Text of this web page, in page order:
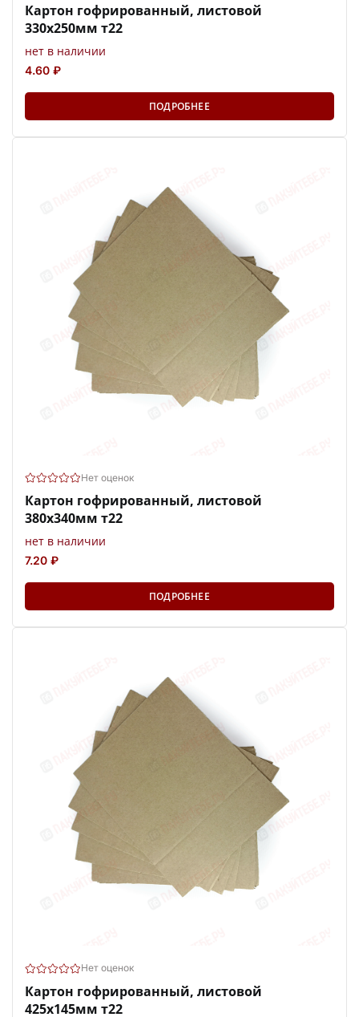
Картон гофрированный, листовой
330х250мм т22
нет в наличии
4.60 ₽
ПОДРОБНЕЕ
Нет оценок
Картон гофрированный, листовой
380х340мм т22
нет в наличии
7.20 ₽
ПОДРОБНЕЕ
Нет оценок
Картон гофрированный, листовой
425х145мм т22